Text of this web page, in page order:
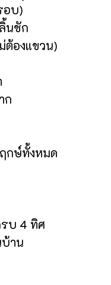
อบ)
นชัก
ต้องแขวน)
ก
กษ์ทั้งหมด
รบ 4 ทิศ
าน